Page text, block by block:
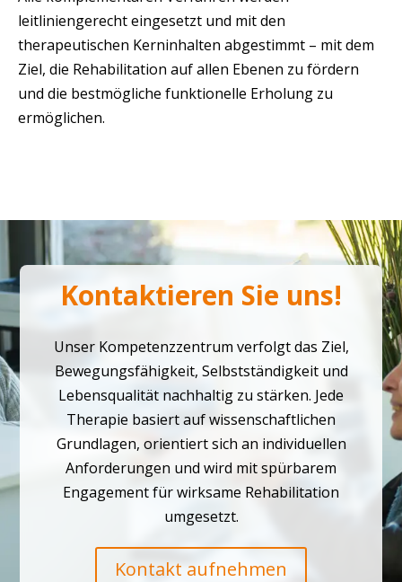
leitliniengerecht eingesetzt und mit den
therapeutischen Kerninhalten abgestimmt – mit dem
Ziel, die Rehabilitation auf allen Ebenen zu fördern
und die bestmögliche funktionelle Erholung zu
ermöglichen.
Kontaktieren Sie uns!
Unser Kompetenzzentrum verfolgt das Ziel,
Bewegungsfähigkeit, Selbstständigkeit und
Lebensqualität nachhaltig zu stärken. Jede
Therapie basiert auf wissenschaftlichen
Grundlagen, orientiert sich an individuellen
Anforderungen und wird mit spürbarem
Engagement für wirksame Rehabilitation
umgesetzt.
Kontakt aufnehmen